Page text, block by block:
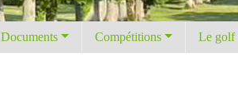
Documents Compétitions Le golf